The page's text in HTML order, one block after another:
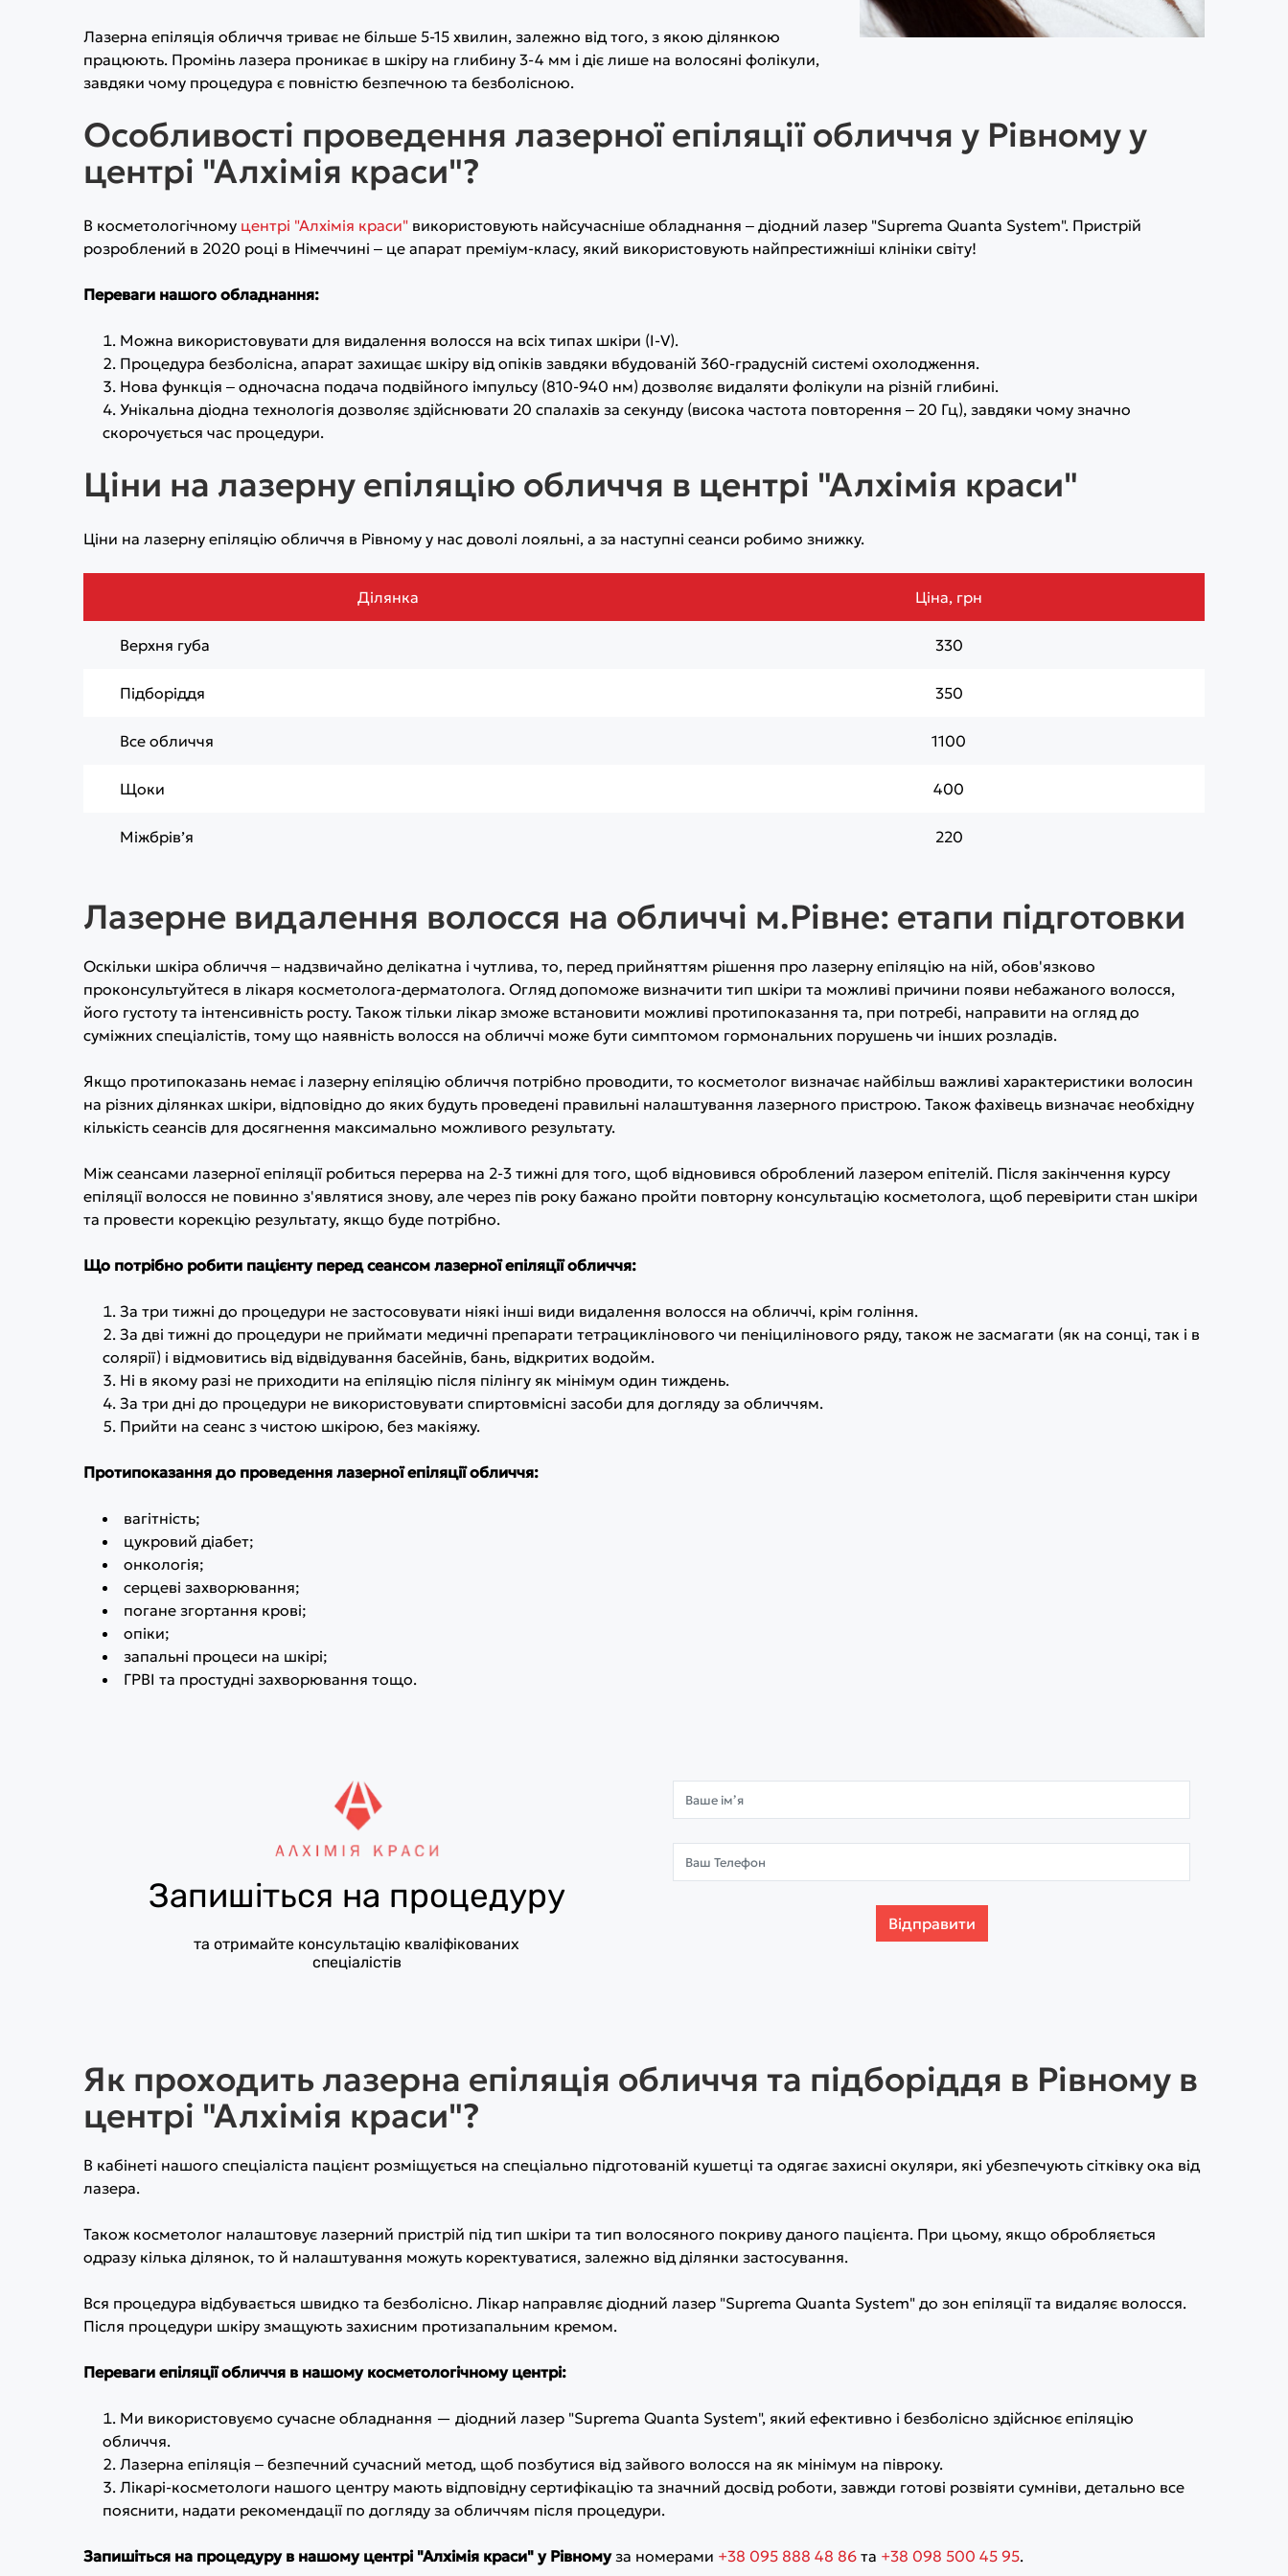
Лазерна епіляція обличчя триває не більше 5-15 хвилин, залежно від того, з якою ділянкою
працюють. Промінь лазера проникає в шкіру на глибину 3-4 мм і діє лише на волосяні фолікули,
завдяки чому процедура є повністю безпечною та безболісною.
Особливості проведення лазерної епіляції обличчя у Рівному у
центрі "Алхімія краси"?
В косметологічному центрі "Алхімія краси" використовують найсучасніше обладнання ‒ діодний лазер "Suprema Quanta System". Пристрій
розроблений в 2020 році в Німеччині ‒ це апарат преміум-класу, який використовують найпрестижніші клініки світу!
Переваги нашого обладнання:
Можна використовувати для видалення волосся на всіх типах шкіри (I-V).
Процедура безболісна, апарат захищає шкіру від опіків завдяки вбудованій 360-градусній системі охолодження.
Нова функція ‒ одночасна подача подвійного імпульсу (810-940 нм) дозволяє видаляти фолікули на різній глибині.
Унікальна діодна технологія дозволяє здійснювати 20 спалахів за секунду (висока частота повторення ‒ 20 Гц), завдяки чому значно
скорочується час процедури.
Ціни на лазерну епіляцію обличчя в центрі "Алхімія краси"
Ціни на лазерну епіляцію обличчя в Рівному у нас доволі лояльні, а за наступні сеанси робимо знижку.
Ділянка Ціна, грн
Верхня губа 330
Підборіддя 350
Все обличчя 1100
Щоки 400
Міжбрівʼя 220
Лазерне видалення волосся на обличчі м.Рівне: етапи підготовки
Оскільки шкіра обличчя ‒ надзвичайно делікатна і чутлива, то, перед прийняттям рішення про лазерну епіляцію на ній, обов'язково
проконсультуйтеся в лікаря косметолога-дерматолога. Огляд допоможе визначити тип шкіри та можливі причини появи небажаного волосся,
його густоту та інтенсивність росту. Також тільки лікар зможе встановити можливі протипоказання та, при потребі, направити на огляд до
суміжних спеціалістів, тому що наявність волосся на обличчі може бути симптомом гормональних порушень чи інших розладів.
Якщо протипоказань немає і лазерну епіляцію обличчя потрібно проводити, то косметолог визначає найбільш важливі характеристики волосин
на різних ділянках шкіри, відповідно до яких будуть проведені правильні налаштування лазерного пристрою. Також фахівець визначає необхідну
кількість сеансів для досягнення максимально можливого результату.
Між сеансами лазерної епіляції робиться перерва на 2-3 тижні для того, щоб відновився оброблений лазером епітелій. Після закінчення курсу
епіляції волосся не повинно з'являтися знову, але через пів року бажано пройти повторну консультацію косметолога, щоб перевірити стан шкіри
та провести корекцію результату, якщо буде потрібно.
Що потрібно робити пацієнту перед сеансом лазерної епіляції обличчя:
За три тижні до процедури не застосовувати ніякі інші види видалення волосся на обличчі, крім гоління.
За дві тижні до процедури не приймати медичні препарати тетрациклінового чи пеніцилінового ряду, також не засмагати (як на сонці, так і в
солярії) і відмовитись від відвідування басейнів, бань, відкритих водойм.
Ні в якому разі не приходити на епіляцію після пілінгу як мінімум один тиждень.
За три дні до процедури не використовувати спиртовмісні засоби для догляду за обличчям.
Прийти на сеанс з чистою шкірою, без макіяжу.
Протипоказання до проведення лазерної епіляції обличчя:
вагітність;
цукровий діабет;
онкологія;
серцеві захворювання;
погане згортання крові;
опіки;
запальні процеси на шкірі;
ГРВІ та простудні захворювання тощо.
Запишіться на процедуру
та отримайте консультацію кваліфікованих
спеціалістів
Відправити
Як проходить лазерна епіляція обличчя та підборіддя в Рівному в
центрі "Алхімія краси"?
В кабінеті нашого спеціаліста пацієнт розміщується на спеціально підготованій кушетці та одягає захисні окуляри, які убезпечують сітківку ока від
лазера.
Також косметолог налаштовує лазерний пристрій під тип шкіри та тип волосяного покриву даного пацієнта. При цьому, якщо обробляється
одразу кілька ділянок, то й налаштування можуть коректуватися, залежно від ділянки застосування.
Вся процедура відбувається швидко та безболісно. Лікар направляє діодний лазер "Suprema Quanta System" до зон епіляції та видаляє волосся.
Після процедури шкіру змащують захисним протизапальним кремом.
Переваги епіляції обличчя в нашому косметологічному центрі:
Ми використовуємо сучасне обладнання — діодний лазер "Suprema Quanta System", який ефективно і безболісно здійснює епіляцію
обличчя.
Лазерна епіляція ‒ безпечний сучасний метод, щоб позбутися від зайвого волосся на як мінімум на півроку.
Лікарі-косметологи нашого центру мають відповідну сертифікацію та значний досвід роботи, завжди готові розвіяти сумніви, детально все
пояснити, надати рекомендації по догляду за обличчям після процедури.
Запишіться на процедуру в нашому центрі "Алхімія краси" у Рівномуза номерами +38 095 888 48 86 та +38 098 500 45 95.